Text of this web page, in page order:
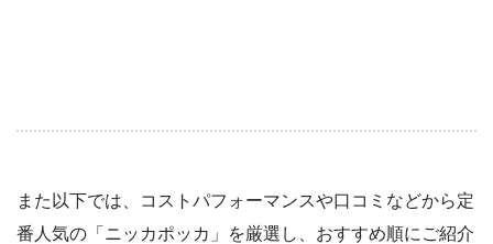
また以下では、コストパフォーマンスや口コミなどから定
番人気の「ニッカポッカ」を厳選し、おすすめ順にご紹介